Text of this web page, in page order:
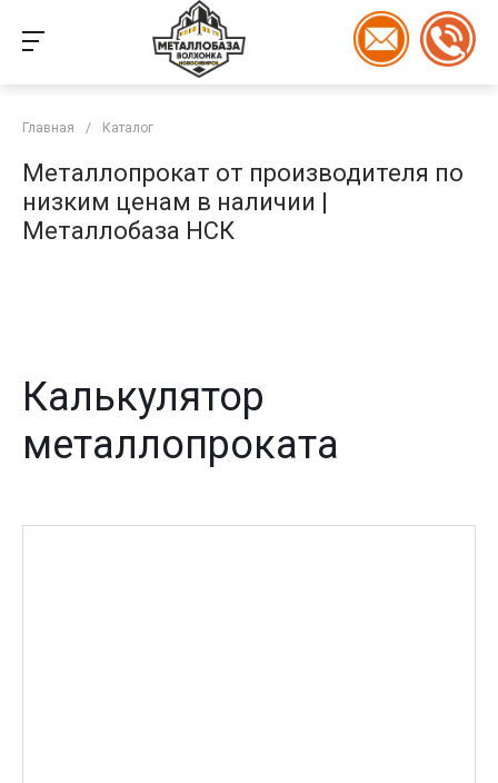
Главная / Каталог
Металлопрокат от производителя по
низким ценам в наличии |
Металлобаза НСК
Калькулятор
металлопроката